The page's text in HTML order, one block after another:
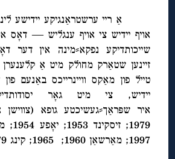
אַ ריי ערשטראַנגיקע יידישע
אויף יידיש צי אויף ענגליש — דאָס
שייכותדיקע נפקא⸗מינה אין
זיינען שטאַרק מחולק מיט אַ
טייל פון מאַקס וויינרייכס באַנעם
יידיש, צי מיט גאָר
איר שפּראַך⸗געשיכטע גופא (צווישן
1979;
1997; מאַרשאַן 1960; 1965; קינג 1979).